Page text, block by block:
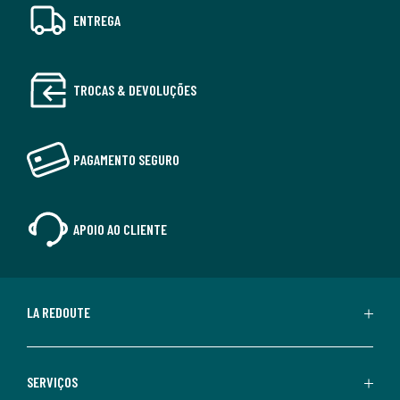
ENTREGA
TROCAS & DEVOLUÇÕES
PAGAMENTO SEGURO
APOIO AO CLIENTE
LA REDOUTE
SERVIÇOS